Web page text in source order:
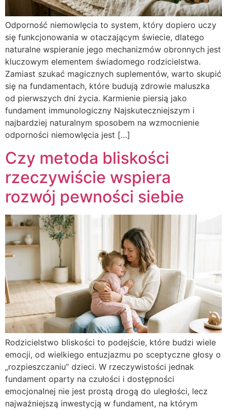
Odporność niemowlęcia to system, który dopiero uczy
się funkcjonowania w otaczającym świecie, dlatego
naturalne wspieranie jego mechanizmów obronnych jest
kluczowym elementem świadomego rodzicielstwa.
Zamiast szukać magicznych suplementów, warto skupić
się na fundamentach, które budują zdrowie maluszka
od pierwszych dni życia. Karmienie piersią jako
fundament immunologiczny Najskuteczniejszym i
najbardziej naturalnym sposobem na wzmocnienie
odporności niemowlęcia jest […]
Czy metoda bliskości
rzeczywiście wspiera
rozwój pewności siebie
Rodzicielstwo bliskości to podejście, które budzi wiele
emocji, od wielkiego entuzjazmu po sceptyczne głosy o
„rozpieszczaniu” dzieci. W rzeczywistości jednak
fundament oparty na czułości i dostępności
emocjonalnej nie jest prostą drogą do uległości, lecz
najważniejszą inwestycją w fundament, na którym